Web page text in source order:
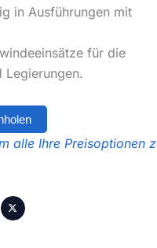
in Ausführungen mit
für die
Legierungen.
alle Ihre Preisoptionen